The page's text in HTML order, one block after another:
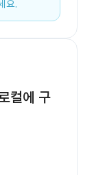
요.
컬에 구